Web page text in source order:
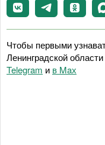
Чтобы первыми
Ленинградской
Telegram и в Maх